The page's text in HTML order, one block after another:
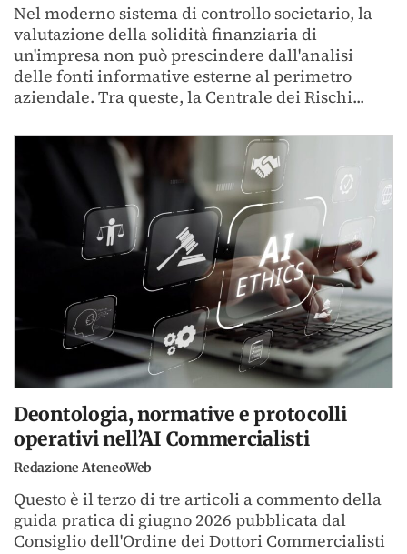
Nel moderno sistema di controllo societario, la
valutazione della solidità finanziaria di
un'impresa non può prescindere dall'analisi
delle fonti informative esterne al perimetro
aziendale. Tra queste, la Centrale dei Rischi...
Deontologia, normative e protocolli
operativi nell’AI Commercialisti
Redazione AteneoWeb
Questo è il terzo di tre articoli a commento della
guida pratica di giugno 2026 pubblicata dal
Consiglio dell'Ordine dei Dottori Commercialisti